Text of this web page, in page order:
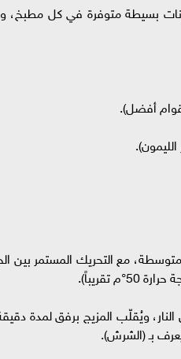
بسيطة متوفرة في كل مطبخ،
مع التحريك المستمر بين
تقريباً).
ويُقلّب المزيج برفق لمدة
بـ (الشرش).